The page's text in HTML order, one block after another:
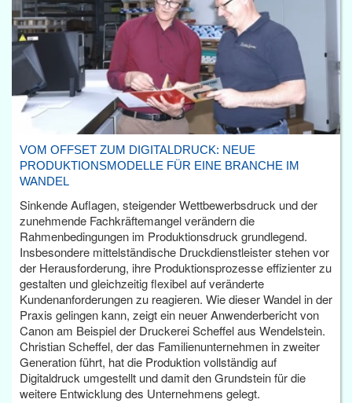
VOM OFFSET ZUM DIGITALDRUCK: NEUE
PRODUKTIONSMODELLE FÜR EINE BRANCHE IM
WANDEL
Sinkende Auflagen, steigender Wettbewerbsdruck und der
zunehmende Fachkräftemangel verändern die
Rahmenbedingungen im Produktionsdruck grundlegend.
Insbesondere mittelständische Druckdienstleister stehen vor
der Herausforderung, ihre Produktionsprozesse effizienter zu
gestalten und gleichzeitig flexibel auf veränderte
Kundenanforderungen zu reagieren. Wie dieser Wandel in der
Praxis gelingen kann, zeigt ein neuer Anwenderbericht von
Canon am Beispiel der Druckerei Scheffel aus Wendelstein.
Christian Scheffel, der das Familienunternehmen in zweiter
Generation führt, hat die Produktion vollständig auf
Digitaldruck umgestellt und damit den Grundstein für die
weitere Entwicklung des Unternehmens gelegt.